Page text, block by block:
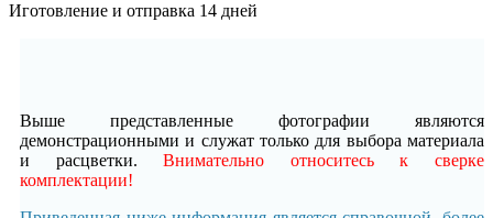
Иготовление и отправка 14 дней
Выше представленные фотографии являются
демонстрационными и служат только для выбора материала
и расцветки.Внимательно относитесь к сверке
комплектации!